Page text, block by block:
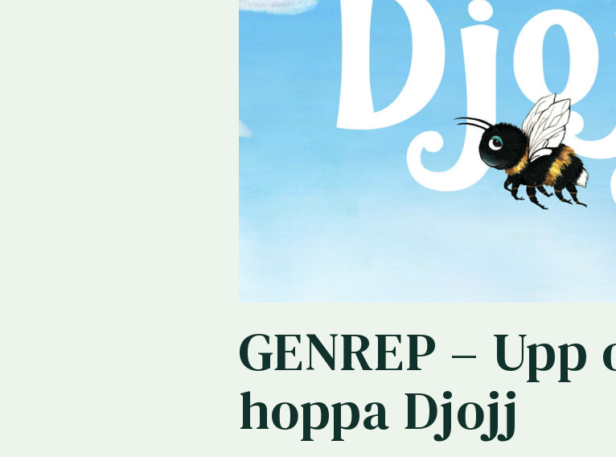
GENREP – Upp
hoppa Djojj